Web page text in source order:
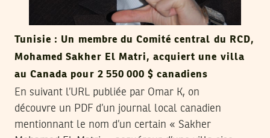
Tunisie : Un membre du Comité central du RCD,
Mohamed Sakher El Matri, acquiert une villa
au Canada pour 2 550 000 $ canadiens
En suivant l’URL publiée par Omar K, on
découvre un PDF d’un journal local canadien
mentionnant le nom d’un certain « Sakher